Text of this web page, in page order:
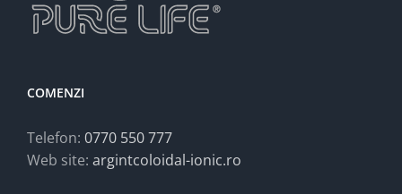
COMENZI
Telefon: 0770 550 777
Web site: argintcoloidal-ionic.ro